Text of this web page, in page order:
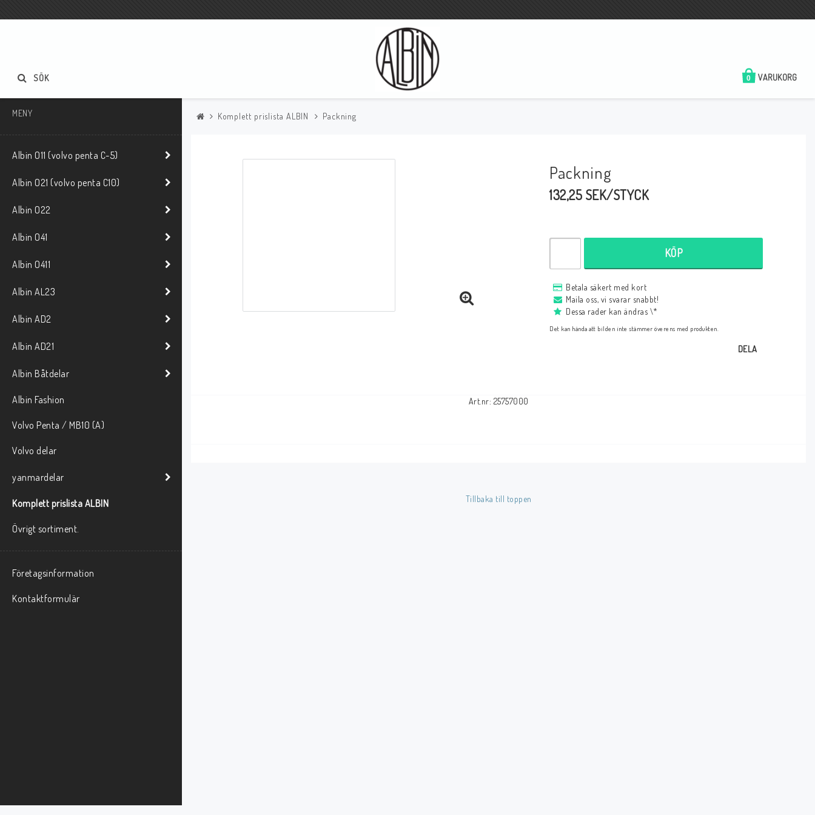
VARUKORG
0
SÖK
MENY
Albin O11 (volvo penta C-5)
Albin O21 (volvo penta C10)
Albin O22
Albin O41
Albin O411
Albin AL23
Albin AD2
Albin AD21
Albin Båtdelar
Albin Fashion
Volvo Penta / MB10 (A)
Volvo delar
yanmardelar
Komplett prislista ALBIN
Övrigt sortiment.
Företagsinformation
Kontaktformulär
Komplett prislista ALBIN Packning
Packning
132,25 SEK/STYCK
KÖP
Betala säkert med kort
Maila oss, vi svarar snabbt!
Dessa rader kan ändras \*
Det kan hända att bilden inte stämmer överens med produkten.
DELA
Art.nr: 25757000
Tillbaka till toppen